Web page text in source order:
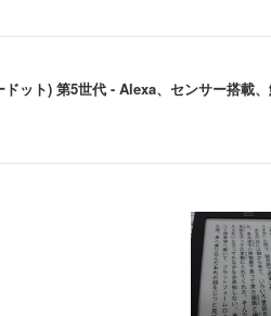
ット) 第5世代 - Alexa、センサー搭載
椅子 テレワーク 疲れない 跳ね上げ式
ムモニター | FlexScan EV3240X-WT |
ーツ 薄型 レギュラー 1回使い捨て 無香